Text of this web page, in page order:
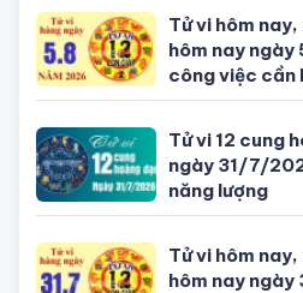
TỬ VI CỦA 12 CON GIÁP
Tử vi hôm nay,
hôm nay
công việc cần
Tử vi 12 cung
ngày 31/7/
năng lượng